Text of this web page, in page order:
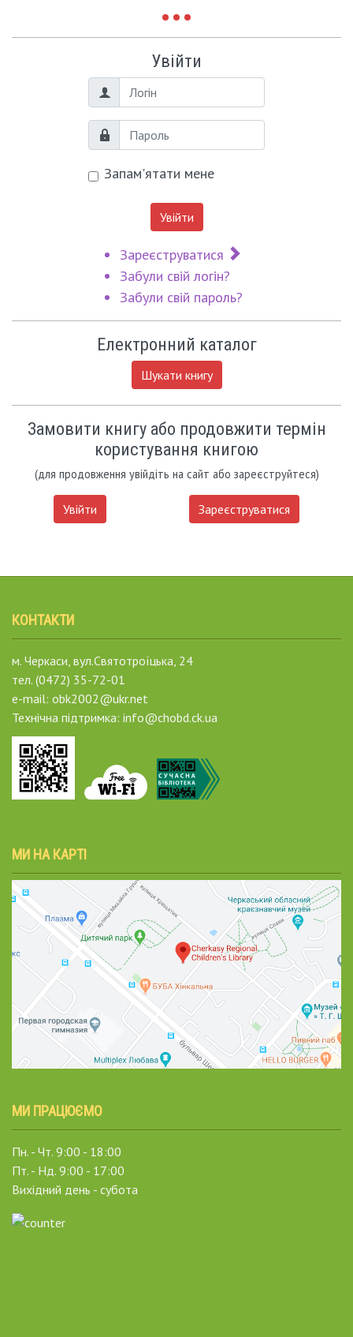
Увійти
Логін
Пароль
Запам'ятати мене
Увійти
Зареєструватися
Забули свій логін?
Забули свій пароль?
Електронний каталог
Шукати книгу
Замовити книгу або продовжити термін
користування книгою
(для продовження увійдіть на сайт або зареєструйтеся)
Увійти Зареєструватися
КОНТАКТИ
м. Черкаси, вул.Святотроїцька, 24
тел. (0472) 35-72-01
e-mail: obk2002@ukr.net
Технічна підтримка: info@chobd.ck.ua
МИ НА КАРТІ
МИ ПРАЦЮЄМО
Пн. - Чт. 9:00 - 18:00
Пт. - Нд. 9:00 - 17:00
Вихідний день - субота